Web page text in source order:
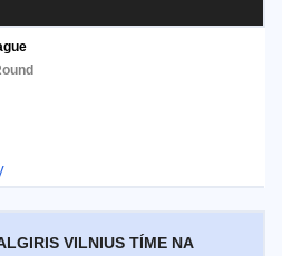
VILNIUS TÍME NA